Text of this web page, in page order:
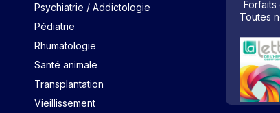
Psychiatrie / Addictologie
Pédiatrie
Rhumatologie
Santé animale
Transplantation
Vieillissement
Toutes